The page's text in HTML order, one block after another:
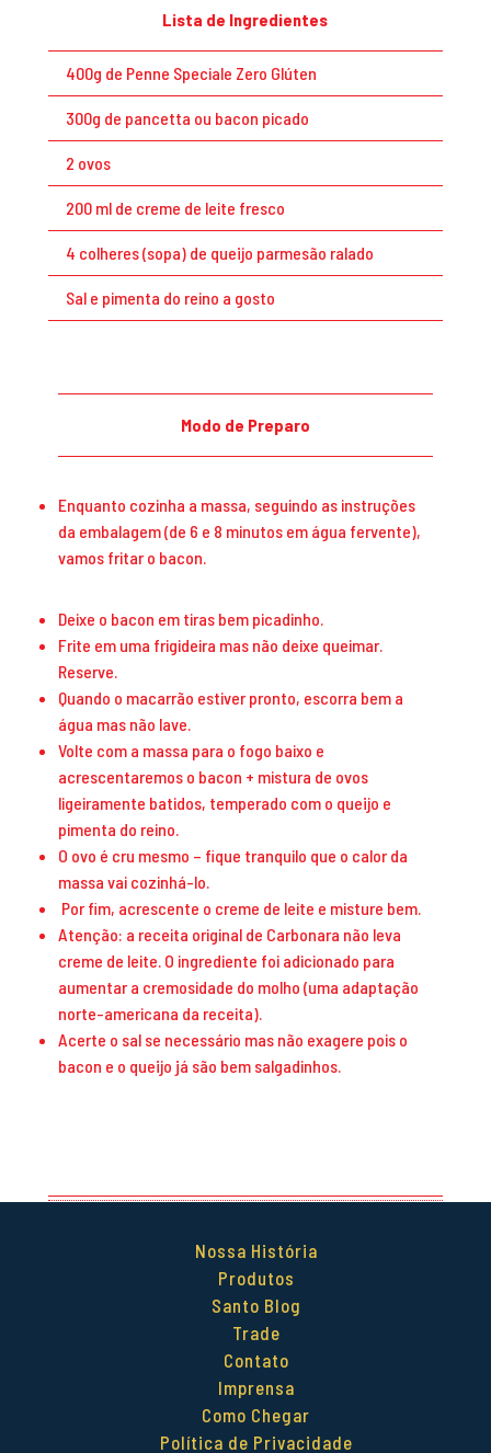
Lista de Ingredientes
400g de Penne Speciale Zero Glúten
300g de pancetta ou bacon picado
2 ovos
200 ml de creme de leite fresco
4 colheres (sopa) de queijo parmesão ralado
Sal e pimenta do reino a gosto
Modo de Preparo
Enquanto cozinha a massa, seguindo as instruções
da embalagem (de 6 e 8 minutos em água fervente),
vamos fritar o bacon.
Deixe o bacon em tiras bem picadinho.
Frite em uma frigideira mas não deixe queimar.
Reserve.
Quando o macarrão estiver pronto, escorra bem a
água mas não lave.
Volte com a massa para o fogo baixo e
acrescentaremos o bacon + mistura de ovos
ligeiramente batidos, temperado com o queijo e
pimenta do reino.
O ovo é cru mesmo – fique tranquilo que o calor da
massa vai cozinhá-lo.
Por fim, acrescente o creme de leite e misture bem.
Atenção: a receita original de Carbonara não leva
creme de leite. O ingrediente foi adicionado para
aumentar a cremosidade do molho (uma adaptação
norte-americana da receita).
Acerte o sal se necessário mas não exagere pois o
bacon e o queijo já são bem salgadinhos.
Nossa História
Produtos
Santo Blog
Trade
Contato
Imprensa
Como Chegar
Política de Privacidade